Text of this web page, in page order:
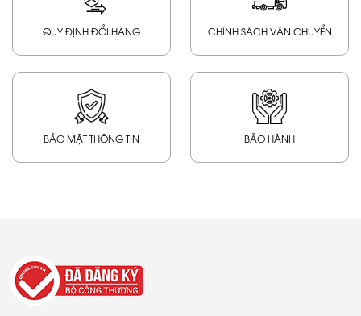
QUY ĐỊNH ĐỔI HÀNG CHÍNH SÁCH VẬN CHUYỂN
BẢO MẬT THÔNG TIN BẢO HÀNH